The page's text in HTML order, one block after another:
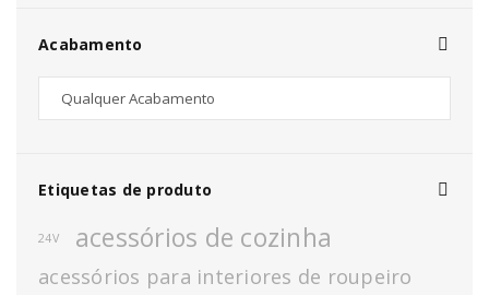
Acabamento
Etiquetas de produto
24V acessórios de cozinha
acessórios para interiores de roupeiro